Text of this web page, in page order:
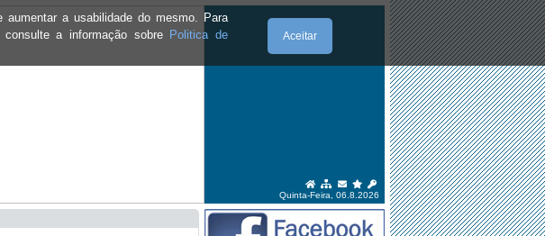
a usabilidade do mesmo. Para
a informação sobre Politica de
Aceitar
Quinta-Feira, 06.8.2026